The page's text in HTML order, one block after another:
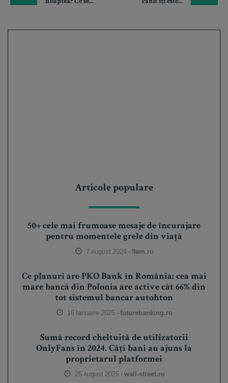
Articole populare
50+ cele mai frumoase mesaje de încurajare
pentru momentele grele din viață
7 August 2024 -9am.ro
Ce planuri are PKO Bank în România: cea mai
mare bancă din Polonia are active cât 66% din
tot sistemul bancar autohton
16 Ianuarie 2025 -futurebanking.ro
Sumă record cheltuită de utilizatorii
OnlyFans în 2024. Câți bani au ajuns la
proprietarul platformei
25 August 2025 -wall-street.ro